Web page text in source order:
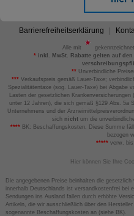
Barrierefreiheitserklärung
Alle mit
*inkl. MwSt. Rabatte gelten auf
** Unverbindliche
*** Verkaufspreis gemäß Lauer-Taxe;
Spezialitätentaxe (sog. Lauer-Taxe) bei Abgabe
Lasten der gesetzlichen
unter 12 Jahren), die sich gemäß §129 Abs. 5a
Unternehmens und der
sich nicht um die
****BK: Beschaffungskosten. Diese Summe
bezogen
*****verw. bis:
Hier können Sie Ihre
Die angegebenen Preise beinhalten die
innerhalb Deutschlands ist versandkostenfrei bei
Sendungen ins Ausland fallen durch erhöhte
Artikeln, die wir ausschließlich über den
sogenannte Beschaffungskosten an (siehe BK).